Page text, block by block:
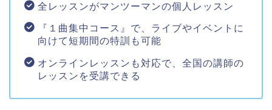
全レッスンがマンツーマンの個人レッスン
『１曲集中コース』で、ライブやイベントに
向けて短期間の特訓も可能
オンラインレッスンも対応で、全国の講師の
レッスンを受講できる